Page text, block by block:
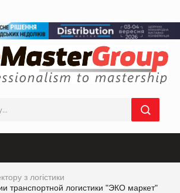
з логістики
транспортной логистики "ЭКО маркет"